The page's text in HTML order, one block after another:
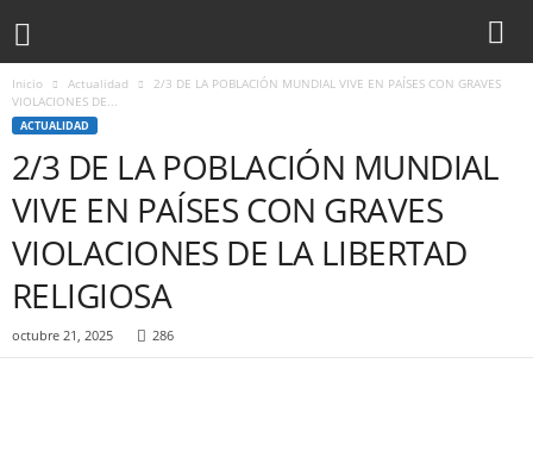
Inicio Actualidad
2/3 DE LA POBLACIÓN MUNDIAL VIVE EN PAÍSES CON GRAVES
VIOLACIONES DE...
ACTUALIDAD
2/3 DE LA POBLACIÓN MUNDIAL
VIVE EN PAÍSES CON GRAVES
VIOLACIONES DE LA LIBERTAD
RELIGIOSA
octubre 21, 2025 286